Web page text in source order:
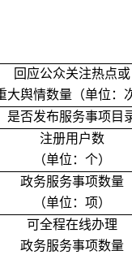
回应公众关注热点或
大舆情数量（单位：
是否发布服务事项目
注册用户数
（单位：个）
政务服务事项数量
（单位：项）
可全程在线办理
政务服务事项数量